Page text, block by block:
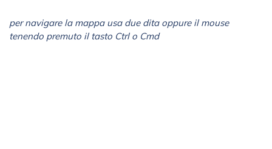
per navigare la mappa usa due dita oppure il mouse
tenendo premuto il tasto Ctrl o Cmd